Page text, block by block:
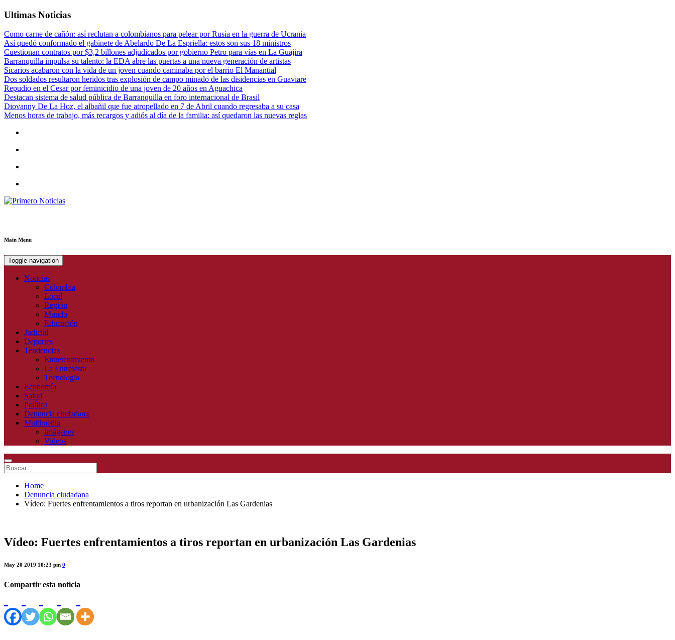
Ultimas Noticias
Como carne de cañón: así reclutan a colombianos para pelear por Rusia en la guerra de Ucrania
Así quedó conformado el gabinete de Abelardo De La Espriella: estos son sus 18 ministros
Cuestionan contratos por $3,2 billones adjudicados por gobierno Petro para vías en La Guajira
Barranquilla impulsa su talento: la EDA abre las puertas a una nueva generación de artistas
Sicarios acabaron con la vida de un joven cuando caminaba por el barrio El Manantial
Dos soldados resultaron heridos tras explosión de campo minado de las disidencias en Guaviare
Repudio en el Cesar por feminicidio de una joven de 20 años en Aguachica
Destacan sistema de salud pública de Barranquilla en foro internacional de Brasil
Diovanny De La Hoz, el albañil que fue atropellado en 7 de Abril cuando regresaba a su casa
Menos horas de trabajo, más recargos y adiós al día de la familia: así quedaron las nuevas reglas
Main Menu
Toggle navigation
Noticias
Colombia
Local
Región
Mundo
Educación
Judicial
Deportes
Tendencias
Entretenimiento
La Entrevista
Tecnologia
Economía
Salud
Política
Denuncia ciudadana
Multimedia
Imágenes
Videos
Home
Denuncia ciudadana
Vídeo: Fuertes enfrentamientos a tiros reportan en urbanización Las Gardenias
Vídeo: Fuertes enfrentamientos a tiros reportan en urbanización Las Gardenias
May 20 2019 10:23 pm 0
Compartir esta noticia